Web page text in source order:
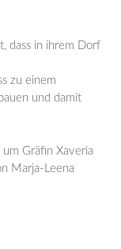
dass in ihrem Dorf
zu einem
und damit
Gräfin Xaveria
Marja-Leena